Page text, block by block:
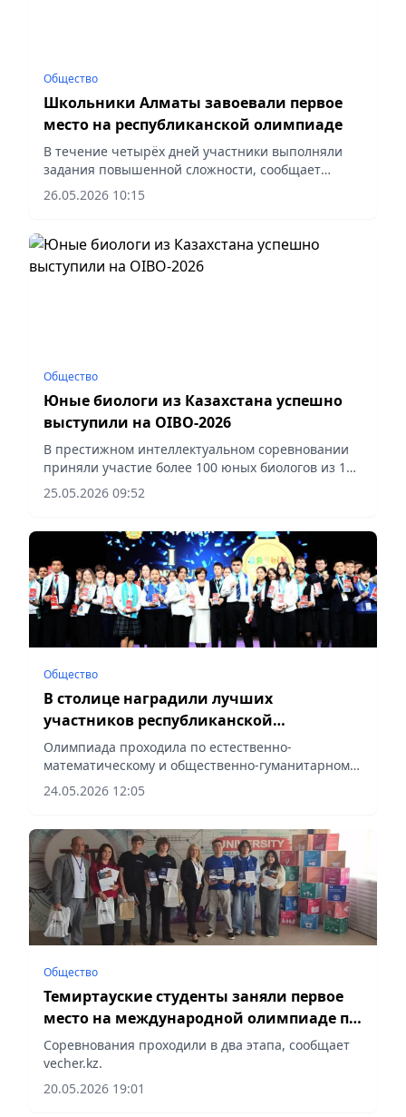
Общество
Школьники Алматы завоевали первое
место на республиканской олимпиаде
В течение четырёх дней участники выполняли
задания повышенной сложности, сообщает
vecher.kz.
26.05.2026 10:15
Общество
Юные биологи из Казахстана успешно
выступили на OIBO-2026
В престижном интеллектуальном соревновании
приняли участие более 100 юных биологов из 17
стран мира, сообщает корреспондент vecher.kz
25.05.2026 09:52
Общество
В столице наградили лучших
участников республиканской
олимпиады для 7–8 классов
Олимпиада проходила по естественно-
математическому и общественно-гуманитарному
направлениям, сообщает vecher.kz.
24.05.2026 12:05
Общество
Темиртауские студенты заняли первое
место на международной олимпиаде по
металлургии
Соревнования проходили в два этапа, сообщает
vecher.kz.
20.05.2026 19:01